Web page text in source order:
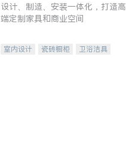
设计、制造、安装一体化，打造高
端定制家具和商业空间
室内设计 瓷砖橱柜
卫浴洁具